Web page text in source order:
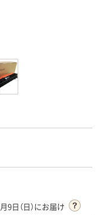
9日（日）にお届け